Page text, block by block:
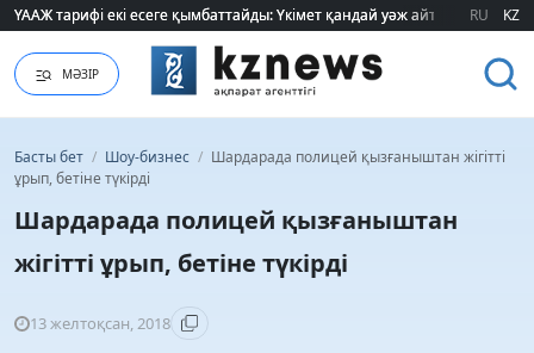
ҮААЖ тарифі екі есеге қымбаттайды: Үкімет қандай уәж айтады?
ҮААЖ тарифі екі есеге қымбаттайды: Үкімет қандай уәж айтады? RU KZ
МӘЗІР
Басты бет / Шоу-бизнес / Шардарада полицей қызғаныштан жігітті
ұрып, бетіне түкірді
Шардарада полицей қызғаныштан
жігітті ұрып, бетіне түкірді
13 желтоқсан, 2018